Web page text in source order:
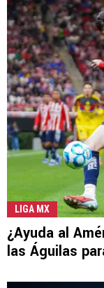
LIGA MX
¿Ayuda al
las Águilas